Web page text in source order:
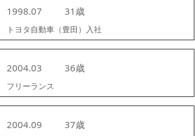
1998.07 31歳
トヨタ自動車（豊田）入社
2004.03 36歳
フリーランス
2004.09 37歳